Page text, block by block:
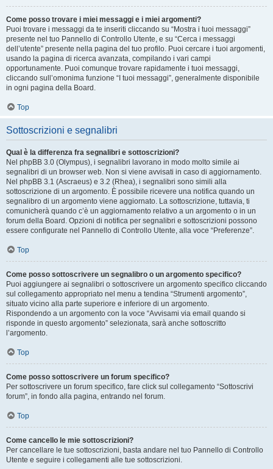
Come posso trovare i miei messaggi e i miei argomenti?
Puoi trovare i messaggi da te inseriti cliccando su “Mostra i tuoi messaggi”
presente nel tuo Pannello di Controllo Utente, e su “Cerca i messaggi
dell’utente” presente nella pagina del tuo profilo. Puoi cercare i tuoi argomenti,
usando la pagina di ricerca avanzata, compilando i vari campi
opportunamente. Puoi comunque trovare rapidamente i tuoi messaggi,
cliccando sull’omonima funzione “I tuoi messaggi”, generalmente disponibile
in ogni pagina della Board.
Top
Sottoscrizioni e segnalibri
Qual è la differenza fra segnalibri e sottoscrizioni?
Nel phpBB 3.0 (Olympus), i segnalibri lavorano in modo molto simile ai
segnalibri di un browser web. Non si viene avvisati in caso di aggiornamento.
Nel phpBB 3.1 (Ascraeus) e 3.2 (Rhea), i segnalibri sono simili alla
sottoscrizione di un argomento. È possibile ricevere una notifica quando un
segnalibro di un argomento viene aggiornato. La sottoscrizione, tuttavia, ti
comunicherà quando c’è un aggiornamento relativo a un argomento o in un
forum della Board. Opzioni di notifica per segnalibri e sottoscrizioni possono
essere configurate nel Pannello di Controllo Utente, alla voce “Preferenze”.
Top
Come posso sottoscrivere un segnalibro o un argomento specifico?
Puoi aggiungere ai segnalibri o sottoscrivere un argomento specifico cliccando
sul collegamento appropriato nel menu a tendina “Strumenti argomento”,
situato vicino alla parte superiore e inferiore di un argomento.
Rispondendo a un argomento con la voce “Avvisami via email quando si
risponde in questo argomento” selezionata, sarà anche sottoscritto
l’argomento.
Top
Come posso sottoscrivere un forum specifico?
Per sottoscrivere un forum specifico, fare click sul collegamento “Sottoscrivi
forum”, in fondo alla pagina, entrando nel forum.
Top
Come cancello le mie sottoscrizioni?
Per cancellare le tue sottoscrizioni, basta andare nel tuo Pannello di Controllo
Utente e seguire i collegamenti alle tue sottoscrizioni.